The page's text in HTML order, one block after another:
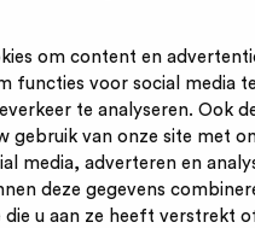
om content en
functies voor social media
te analyseren. Ook
gebruik van onze site met
media, adverteren en
deze gegevens
u aan ze heeft verstrekt